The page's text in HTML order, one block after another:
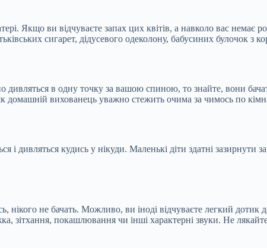
Якщо ви відчуваєте запах цих квітів, а навколо вас немає
сигарет, дідусевого одеколону, бабусиних булочок
дивляться в одну точку за вашою спиною, то знайте, вони
вихованець уважно стежить очима за чимось по
дивляться кудись у нікуди. Маленькі діти здатні зазирнути
не бачать. Можливо, ви іноді відчуваєте легкий дотик
зітхання, покашлювання чи інші характерні звуки. Не